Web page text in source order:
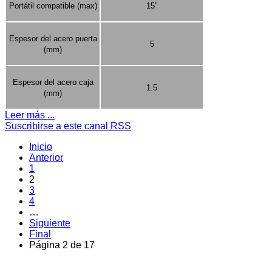
Portátil compatible (max) 15"
Espesor del acero puerta
(mm)
5
Espesor del acero caja
(mm)
1.5
Leer más ...
Suscribirse a este canal RSS
Inicio
Anterior
1
2
3
4
…
Siguiente
Final
Página 2 de 17